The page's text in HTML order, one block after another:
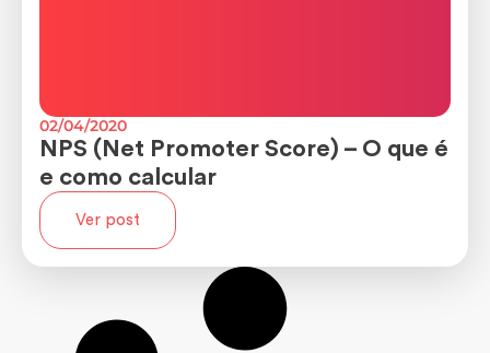
02/04/2020
NPS (Net Promoter Score) – O que é
e como calcular
Ver post